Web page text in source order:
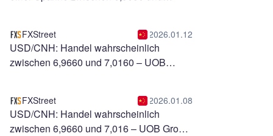
FXStreet 2026.01.12
USD/CNH: Handel wahrscheinlich
zwischen 6,9660 und 7,0160 – UOB
FXStreet 2026.01.08
USD/CNH: Handel wahrscheinlich
zwischen 6,9660 und 7,016 – UOB Group